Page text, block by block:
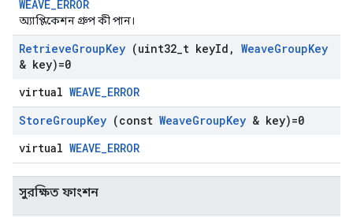
WEAVE_ERROR
অ্যাপ্লিকেশন গ্রুপ কী পান।
RetrieveGroupKey (uint32 t keyId , WeaveGroupKey
& key)=0
virtual WEAVE_ERROR
StoreGroupKey (const WeaveGroupKey & key)=0
virtual WEAVE_ERROR
সুরক্ষিত ফাংশন